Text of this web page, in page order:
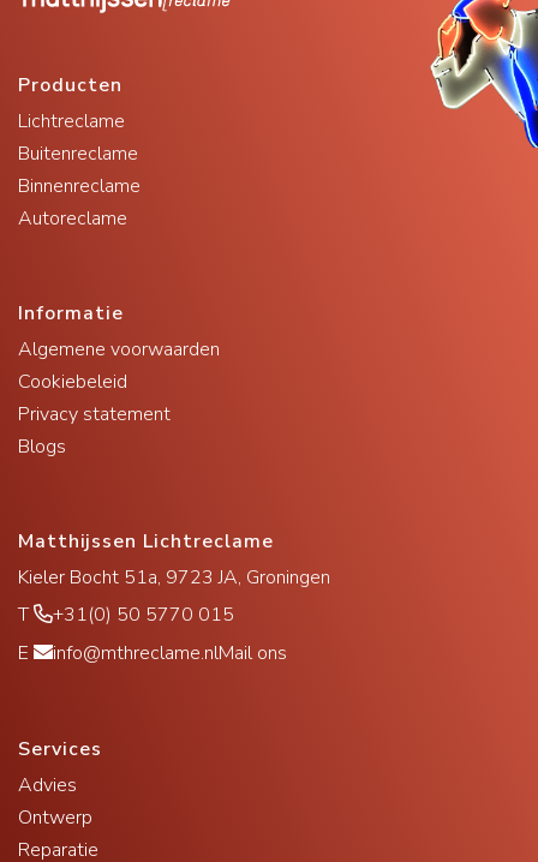
Producten
Lichtreclame
Buitenreclame
Binnenreclame
Autoreclame
Informatie
Algemene voorwaarden
Cookiebeleid
Privacy statement
Blogs
Matthijssen Lichtreclame
Kieler Bocht 51a, 9723 JA, Groningen
T
+31(0) 50 5770 015
E
info@mthreclame.nlMail ons
Services
Advies
Ontwerp
Reparatie